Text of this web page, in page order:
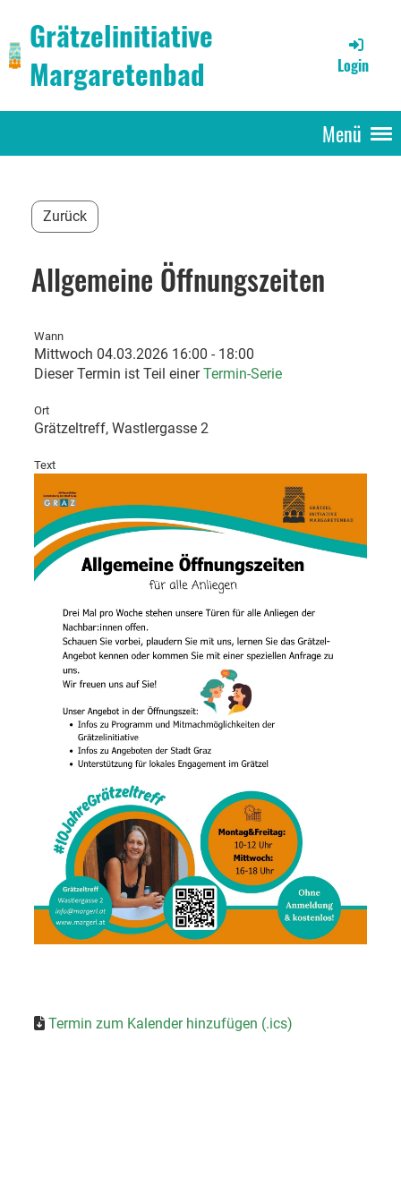
Grätzelinitiative
Margaretenbad
Login
Menü
Zurück
Allgemeine Öffnungszeiten
Wann
Mittwoch 04.03.2026 16:00 - 18:00
Dieser Termin ist Teil einerTermin-Serie
Ort
Grätzeltreff, Wastlergasse 2
Text
Termin zum Kalender hinzufügen (.ics)